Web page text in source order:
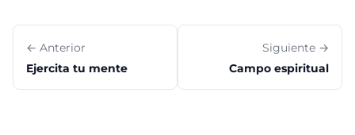
← Anterior
Ejercita tu mente
Siguiente →
Campo espiritual